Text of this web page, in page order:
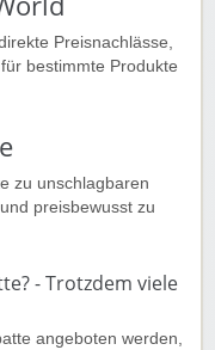
Preisnachlässe,
bestimmte Produkte
zu unschlagbaren
preisbewusst zu
- Trotzdem viele
angeboten werden,